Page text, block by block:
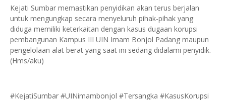
Kejati Sumbar memastikan penyidikan akan terus berjalan
untuk mengungkap secara menyeluruh pihak-pihak yang
diduga memiliki keterkaitan dengan kasus dugaan korupsi
pembangunan Kampus III UIN Imam Bonjol Padang maupun
pengelolaan alat berat yang saat ini sedang didalami penyidik.
(Hms/aku)
#KejatiSumbar #UINimambonjol #Tersangka #KasusKorupsi